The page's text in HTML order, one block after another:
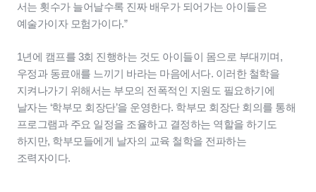
서는 횟수가 늘어날수록 진짜 배우가 되어가는 아이들은
예술가이자 모험가이다.”
1년에 캠프를 3회 진행하는 것도 아이들이 몸으로 부대끼며,
우정과 동료애를 느끼기 바라는 마음에서다. 이러한 철학을
지켜나가기 위해서는 부모의 전폭적인 지원도 필요하기에
날자는 ‘학부모 회장단’을 운영한다. 학부모 회장단 회의를 통해
프로그램과 주요 일정을 조율하고 결정하는 역할을 하기도
하지만, 학부모들에게 날자의 교육 철학을 전파하는
조력자이다.